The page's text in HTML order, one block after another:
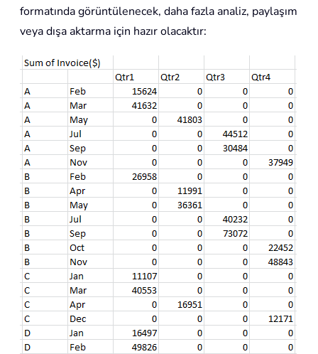
formatında görüntülenecek, daha fazla analiz, paylaşım
veya dışa aktarma için hazır olacaktır: